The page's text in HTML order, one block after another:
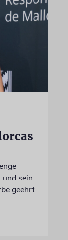
und sein
geehrt